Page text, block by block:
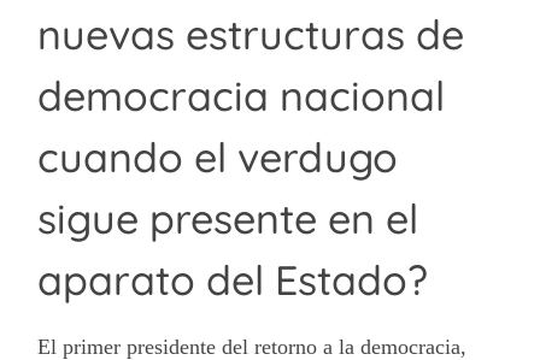
nuevas estructuras de
democracia nacional
cuando el verdugo
sigue presente en el
aparato del Estado?
El primer presidente del retorno a la democracia,